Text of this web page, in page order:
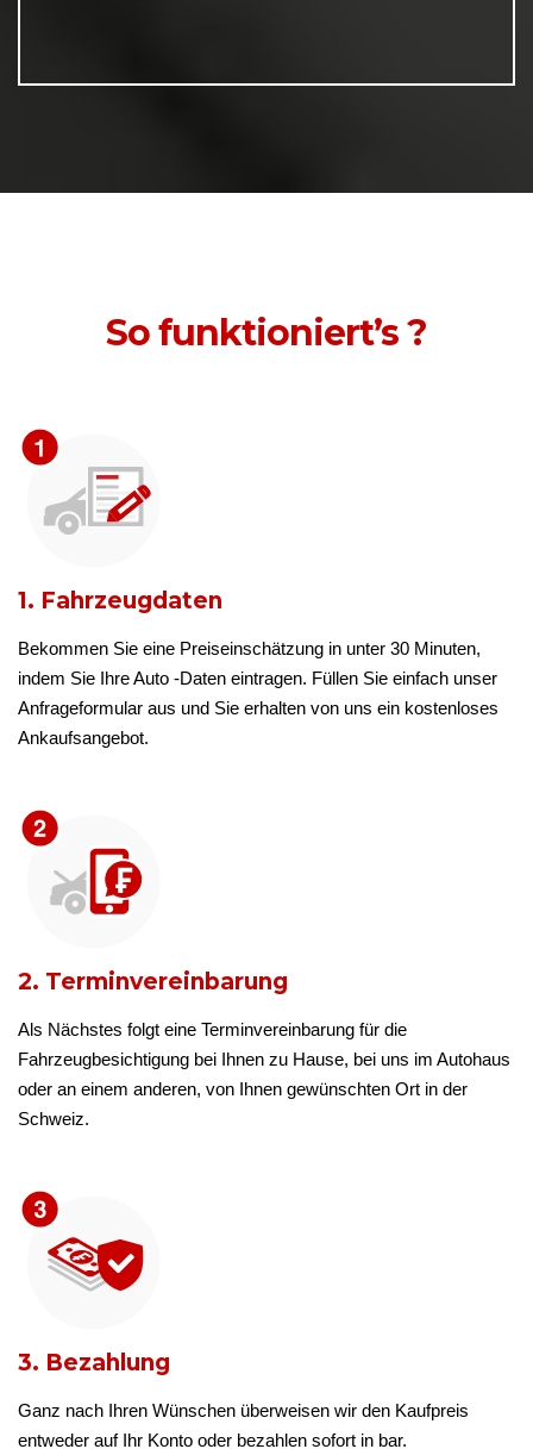
So funktioniert’s ?
1. Fahrzeugdaten
Bekommen Sie eine Preiseinschätzung in unter 30 Minuten,
indem Sie Ihre Auto -Daten eintragen. Füllen Sie einfach unser
Anfrageformular aus und Sie erhalten von uns ein kostenloses
Ankaufsangebot.
2. Terminvereinbarung
Als Nächstes folgt eine Terminvereinbarung für die
Fahrzeugbesichtigung bei Ihnen zu Hause, bei uns im Autohaus
oder an einem anderen, von Ihnen gewünschten Ort in der
Schweiz.
3. Bezahlung
Ganz nach Ihren Wünschen überweisen wir den Kaufpreis
entweder auf Ihr Konto oder bezahlen sofort in bar.